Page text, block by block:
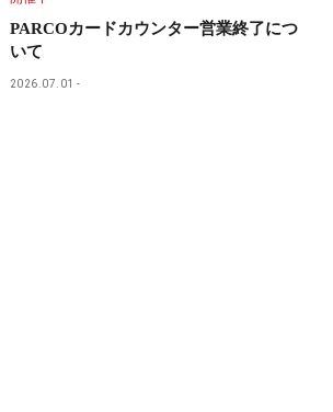
PARCOカードカウンター営業終了につ
いて
2026.07.01